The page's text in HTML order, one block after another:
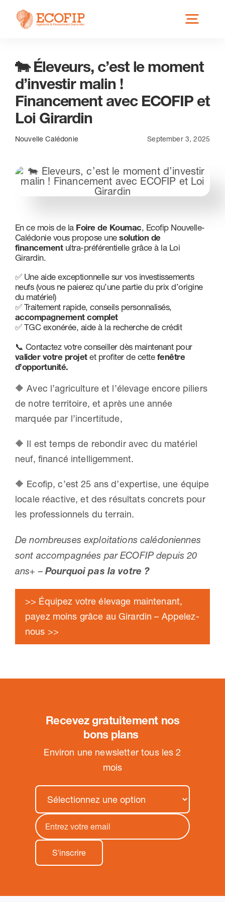
Skip
Qui est ECOFIP ?
Nos Services
Nos Implantations
Secteurs éligibles
Nous contacter
🐄 Éleveurs, c’est le moment
d’investir malin !
Financement avec ECOFIP et
Loi Girardin
Nouvelle Calédonie September 3, 2025
En ce mois de la Foire de Koumac, Ecofip Nouvelle-
Calédonie vous propose unesolution de
financementultra-préférentielle grâce à la Loi
Girardin.
✅ Une aide exceptionnelle sur vos investissements
neufs (vous ne paierez qu’une partie du prix d’origine
du matériel)
✅ Traitement rapide, conseils personnalisés,
accompagnement complet
✅ TGC exonérée, aide à la recherche de crédit
📞 Contactez votre conseiller dès maintenant pour
valider votre projetet profiter de cette fenêtre
d’opportunité.
🔶 Avec l’agriculture et l’élevage encore piliers
de notre territoire, et après une année
marquée par l’incertitude,
🔶 Il est temps de rebondir avec du matériel
neuf, financé intelligemment.
🔶 Ecofip, c’est 25 ans d’expertise, une équipe
locale réactive, et des résultats concrets pour
les professionnels du terrain.
De nombreuses exploitations calédoniennes
sont accompagnées par ECOFIP depuis 20
ans+ – Pourquoi pas la votre ?
>> Équipez votre élevage maintenant,
payez moins grâce au Girardin – Appelez-
nous >>
Recevez gratuitement nos
bons plans
Environ une newsletter tous les 2
mois